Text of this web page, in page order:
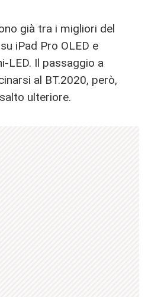
già tra i migliori del
iPad Pro OLED e
LED. Il passaggio a
al BT.2020, però,
ulteriore.